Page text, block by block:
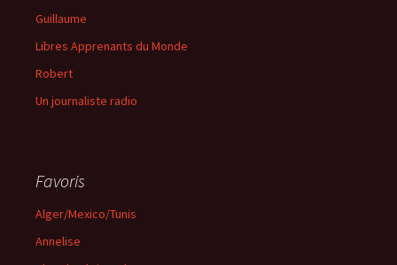
Guillaume
Libres Apprenants du Monde
Robert
Un journaliste radio
Favoris
Alger/Mexico/Tunis
Annelise